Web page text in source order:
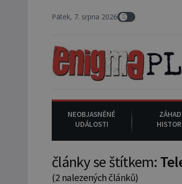
Pátek, 7. srpna 2026 7. srpna
NEOBJASNĚNÉ
UDÁLOSTI
články se štítkem:
(2 nalezených článků)